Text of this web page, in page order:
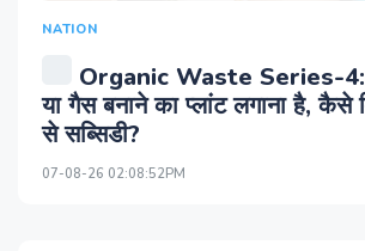
NATION
Organic Waste Series-
या गैस बनाने का प्लांट लगाना है, कैसे
से सब्‍स‍िडी?
07-08-26 02:08:52PM